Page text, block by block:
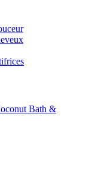
Bath &